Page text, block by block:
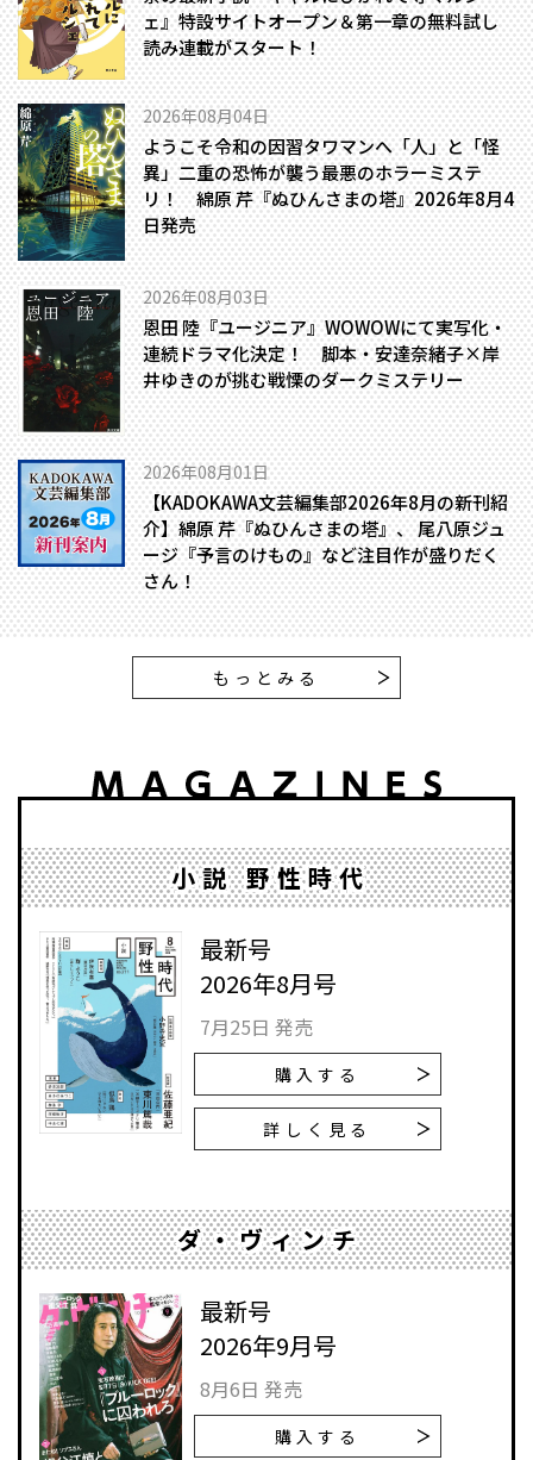
ェ』特設サイトオープン＆第一章の無料試し
読み連載がスタート！
2026年08月04日
ようこそ令和の因習タワマンへ――「人」と「怪
異」二重の恐怖が襲う最悪のホラーミステ
リ！ 綿原 芹『ぬひんさまの塔』2026年8月4
日発売
2026年08月03日
恩田 陸『ユージニア』WOWOWにて実写化・
連続ドラマ化決定！ 脚本・安達奈緒子×岸
井ゆきのが挑む戦慄のダークミステリー
2026年08月01日
【KADOKAWA文芸編集部2026年8月の新刊紹
介】綿原 芹『ぬひんさまの塔』、 尾八原ジュ
ージ『予言のけもの』など注目作が盛りだく
さん！
もっとみる
小説 野性時代
最新号
2026年8月号
7月25日 発売
購入する
詳しく見る
ダ・ヴィンチ
最新号
2026年9月号
8月6日 発売
購入する